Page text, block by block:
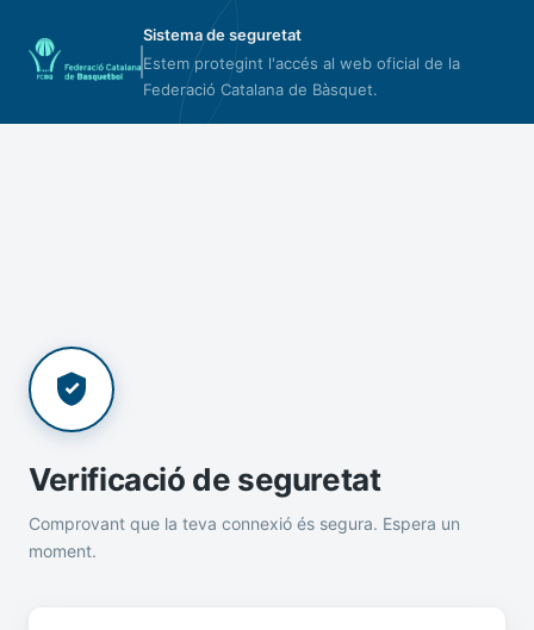
Sistema de seguretat
Estem protegint l'accés al web oficial de la
Federació Catalana de Bàsquet.
Verificació de seguretat
Comprovant que la teva connexió és segura. Espera un
moment.